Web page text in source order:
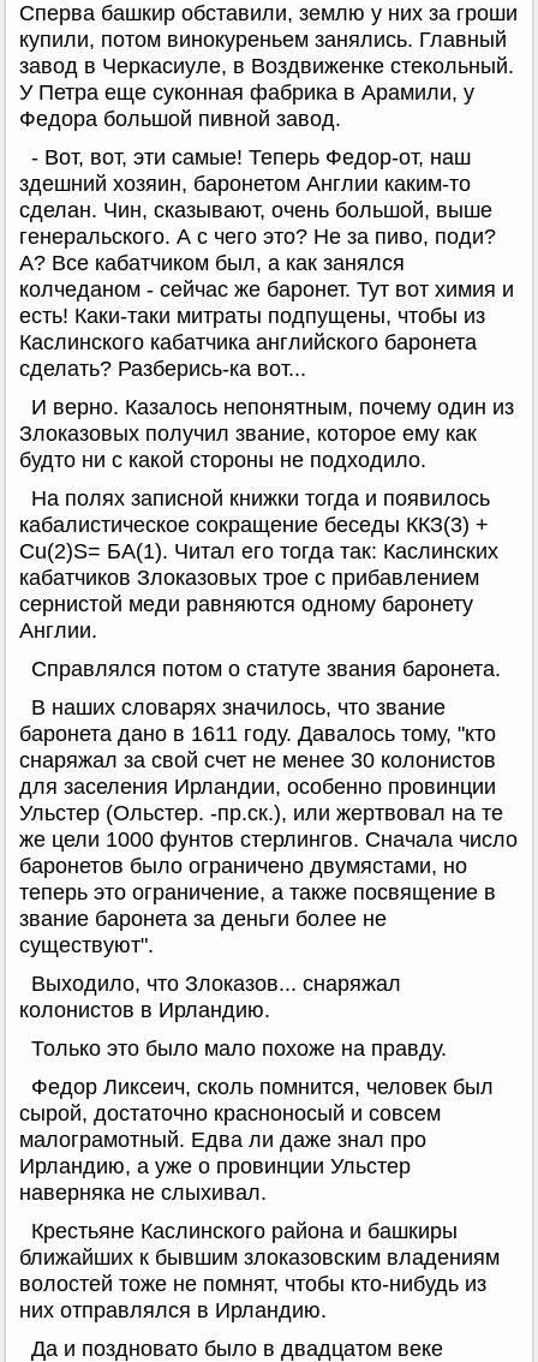
Сперва башкир обставили, землю у них за гроши
купили, потом винокуреньем занялись. Главный
завод в Черкасиуле, в Воздвиженке стекольный.
У Петра еще суконная фабрика в Арамили, у
Федора большой пивной завод.
- Вот, вот, эти самые! Теперь Федор-от, наш
здешний хозяин, баронетом Англии каким-то
сделан. Чин, сказывают, очень большой, выше
генеральского. А с чего это? Не за пиво, поди?
А? Все кабатчиком был, а как занялся
колчеданом - сейчас же баронет. Тут вот химия и
есть! Каки-таки митраты подпущены, чтобы из
Каслинского кабатчика английского баронета
сделать? Разберись-ка вот...
И верно. Казалось непонятным, почему один из
Злоказовых получил звание, которое ему как
будто ни с какой стороны не подходило.
На полях записной книжки тогда и появилось
кабалистическое сокращение беседы ККЗ(3) +
Cu(2)S= БА(1). Читал его тогда так: Каслинских
кабатчиков Злоказовых трое с прибавлением
сернистой меди равняются одному баронету
Англии.
Справлялся потом о статуте звания баронета.
В наших словарях значилось, что звание
баронета дано в 1611 году. Давалось тому, "кто
снаряжал за свой счет не менее 30 колонистов
для заселения Ирландии, особенно провинции
Ульстер (Ольстер. -пр.ск.), или жертвовал на те
же цели 1000 фунтов стерлингов. Сначала число
баронетов было ограничено двумястами, но
теперь это ограничение, а также посвящение в
звание баронета за деньги более не
существуют".
Выходило, что Злоказов... снаряжал
колонистов в Ирландию.
Только это было мало похоже на правду.
Федор Ликсеич, сколь помнится, человек был
сырой, достаточно красноносый и совсем
малограмотный. Едва ли даже знал про
Ирландию, а уже о провинции Ульстер
наверняка не слыхивал.
Крестьяне Каслинского района и башкиры
ближайших к бывшим злоказовским владениям
волостей тоже не помнят, чтобы кто-нибудь из
них отправлялся в Ирландию.
Да и поздновато было в двадцатом веке